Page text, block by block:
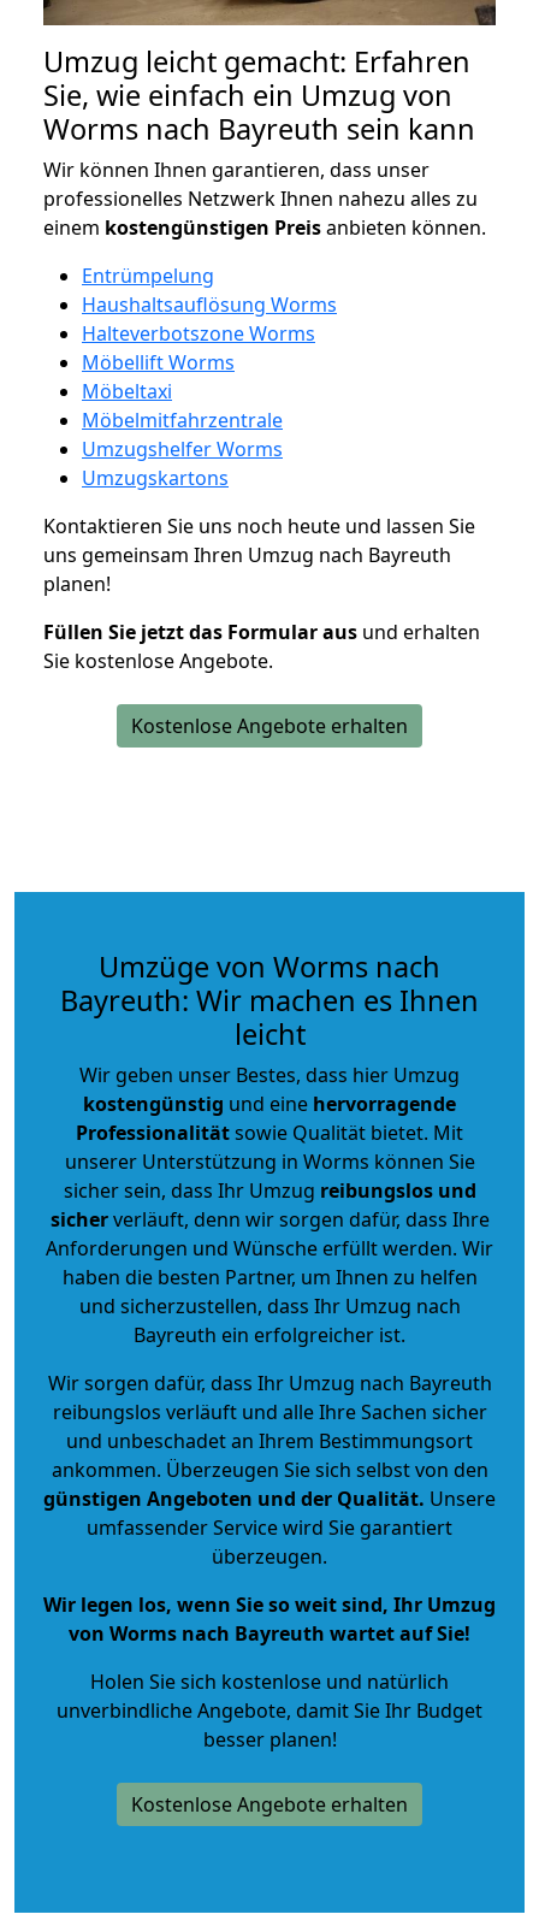
Umzug leicht gemacht: Erfahren
Sie, wie einfach ein Umzug von
Worms nach Bayreuth sein kann
Wir können Ihnen garantieren, dass unser
professionelles Netzwerk Ihnen nahezu alles zu
einem kostengünstigen Preisanbieten können.
Entrümpelung
Haushaltsauflösung Worms
Halteverbotszone Worms
Möbellift Worms
Möbeltaxi
Möbelmitfahrzentrale
Umzugshelfer Worms
Umzugskartons
Kontaktieren Sie uns noch heute und lassen Sie
uns gemeinsam Ihren Umzug nach Bayreuth
planen!
Füllen Sie jetzt das Formular aus und erhalten
Sie kostenlose Angebote.
Kostenlose Angebote erhalten
Umzüge von Worms nach
Bayreuth: Wir machen es Ihnen
leicht
Wir geben unser Bestes, dass hier Umzug
kostengünstig und eine hervorragende
Professionalitätsowie Qualität bietet. Mit
unserer Unterstützung in Worms können Sie
sicher sein, dass Ihr Umzug reibungslos und
sicherverläuft, denn wir sorgen dafür, dass Ihre
Anforderungen und Wünsche erfüllt werden. Wir
haben die besten Partner, um Ihnen zu helfen
und sicherzustellen, dass Ihr Umzug nach
Bayreuth ein erfolgreicher ist.
Wir sorgen dafür, dass Ihr Umzug nach Bayreuth
reibungslos verläuft und alle Ihre Sachen sicher
und unbeschadet an Ihrem Bestimmungsort
ankommen. Überzeugen Sie sich selbst von den
günstigen Angeboten und der Qualität. Unsere
umfassender Service wird Sie garantiert
überzeugen.
Wir legen los, wenn Sie so weit sind, Ihr Umzug
von Worms nach Bayreuth wartet auf Sie!
Holen Sie sich kostenlose und natürlich
unverbindliche Angebote, damit Sie Ihr Budget
besser planen!
Kostenlose Angebote erhalten